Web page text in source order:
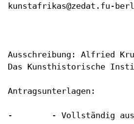
kunstafrikas@zedat.fu-
Ausschreibung: Alfried
Das Kunsthistorische
Antragsunterlagen:
-        - Vollständig